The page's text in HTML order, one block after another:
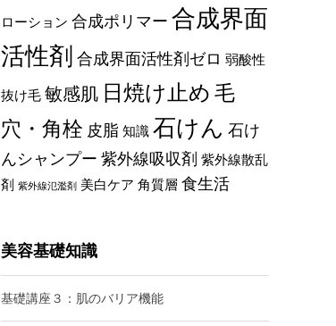
ローション 合成ポリマー 合成界面
活性剤 合成界面活性剤ゼロ 弱酸性
抜け毛 敏感肌 日焼け止め毛
穴・角栓 皮脂 知識 石けん 石け
んシャンプー 紫外線吸収剤 紫外線散乱
剤 紫外線氾濫剤 美白ケア 角質層 食生活
美容基礎知識
基礎講座３：肌のバリア機能